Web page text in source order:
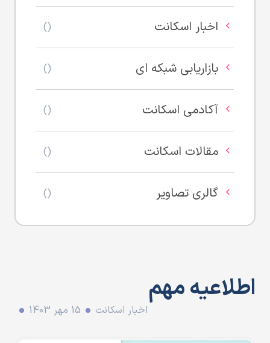
اخبار اسکانت ()
بازاریابی شبکه ای ()
آکادمی اسکانت ()
مقالات اسکانت ()
گالری تصاویر ()
اطلاعیه مهم
اخبار اسکانت 15 مهر 1403